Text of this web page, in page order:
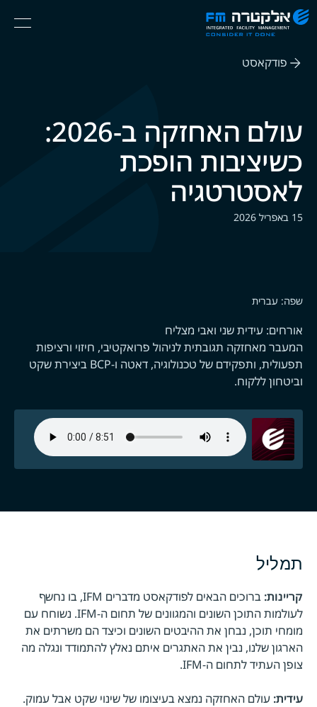
Skip
the
אלקטרה
Menu
פודקאסט
עולם האחזקה ב-2026:
כשיציבות הופכת
לאסטרטגיה
15 באפריל 2026
שפה: עברית
אורחים: עידית שני ואבי מצליח
המעבר מאחזקה תגובתית לניהול פרואקטיבי, חיזוי ורציפות
תפעולית, ותפקידם של טכנולוגיה, דאטה ו-BCP ביצירת שקט
וביטחון ללקוח.
תמליל
קריינות:
ברוכים הבאים לפודקאסט מדברים IFM, בו נחשף
לעולמות התוכן השונים והמגוונים של תחום ה-IFM. נשוחח עם
מומחי תוכן, נבחן את ההיבטים השונים וכיצד הם משרתים את
הארגון שלנו, נבין את האתגרים איתם נאלץ להתמודד ונגלה מה
צופן העתיד לתחום ה-IFM.
עידית: עולם האחזקה נמצא בעיצומו של שינוי שקט אבל עמוק.